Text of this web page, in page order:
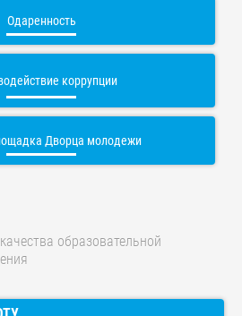
Одаренность
коррупции
Дворца молодежи
образовательной